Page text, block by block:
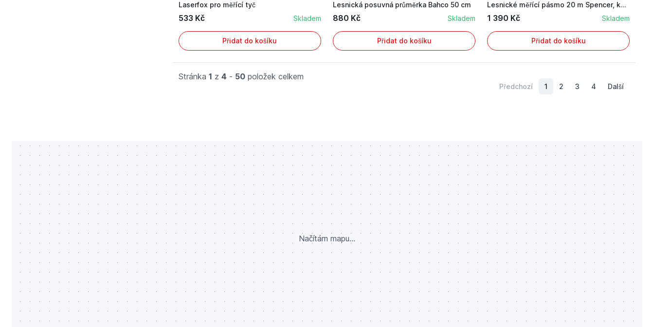
Laserfox pro měřící tyč
533 Kč Skladem
Přidat do košíku
Lesnická posuvná průměrka Bahco 50 cm
880 Kč Skladem
Přidat do košíku
Lesnické měřící pásmo 20 m Spencer, kovové pásm...
1 390 Kč Skladem
Přidat do košíku
Stránka 1 z 4 - 50položek celkem
Předchozí 1 2 3 4 Další
Načítám mapu...